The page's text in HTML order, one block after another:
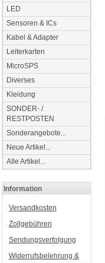
LED
Sensoren & ICs
Kabel & Adapter
Leiterkarten
MicroSPS
Diverses
Kleidung
SONDER- /
RESTPOSTEN
Sonderangebote...
Neue Artikel...
Alle Artikel...
Information
Versandkosten
Zollgebühren
Sendungsverfolgung
Widerrufsbelehrung &